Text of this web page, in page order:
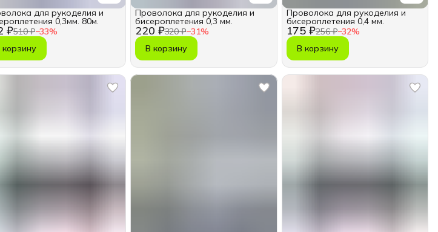
₽510 ₽−33%
для рукоделия и
0,3мм. 80м.
корзину
220 ₽320 ₽−31%
Проволока для рукоделия и
бисероплетения 0,3 мм.
В корзину
175 ₽256 ₽−32%
Проволока для рукоделия и
бисероплетения 0,4 мм.
В корзину